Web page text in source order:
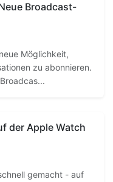
Broadcast-
Möglichkeit,
zu abonnieren.
der Apple Watch
gemacht - auf